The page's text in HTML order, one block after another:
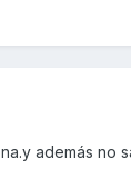
además no